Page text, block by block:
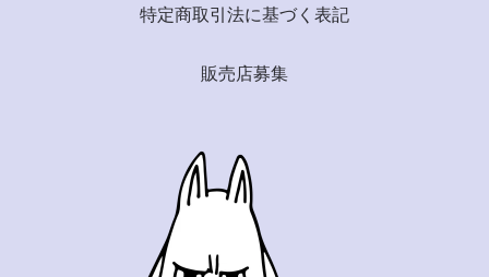
特定商取引法に基づく表記
販売店募集